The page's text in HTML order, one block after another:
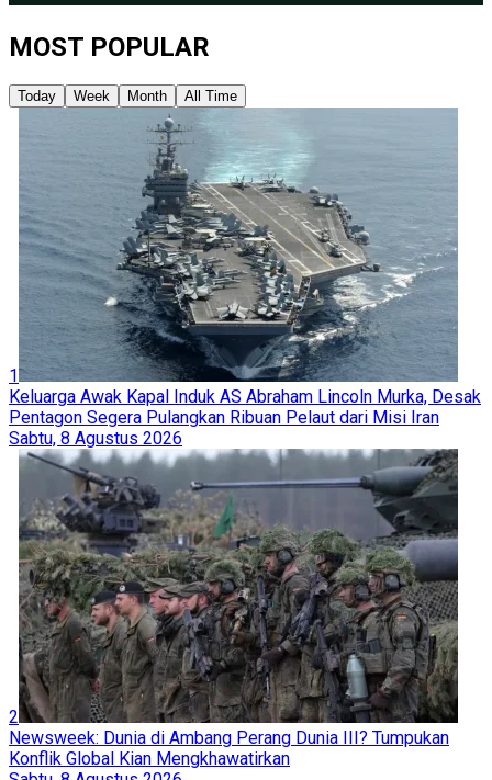
MOST POPULAR
Today Week Month All Time
1
Keluarga Awak Kapal Induk AS Abraham Lincoln Murka, Desak
Pentagon Segera Pulangkan Ribuan Pelaut dari Misi Iran
Sabtu, 8 Agustus 2026
2
Newsweek: Dunia di Ambang Perang Dunia III? Tumpukan
Konflik Global Kian Mengkhawatirkan